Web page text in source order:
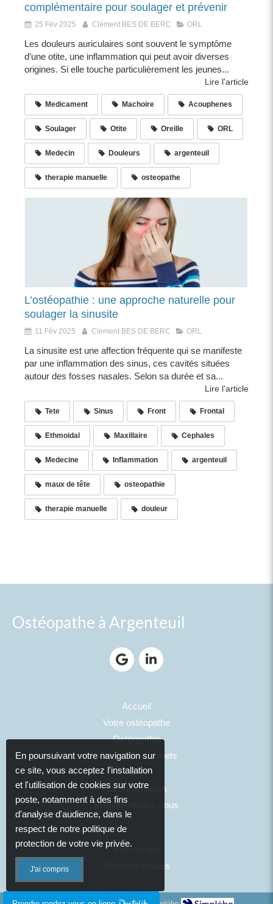
complémentaire pour soulager et prévenir
25 Fév 2025 Clément BES DE BERC ORL
Les douleurs auriculaires sont souvent le symptôme
d’une otite, une inflammation qui peut avoir diverses
origines. Si elle touche particulièrement les jeunes...
Lire l'article
Medicament Machoire Acouphenes
Soulager Otite Oreille ORL
Medecin Douleurs argenteuil
therapie manuelle osteopathe
L’ostéopathie : une approche naturelle pour
soulager la sinusite
11 Fév 2025 Clément BES DE BERC ORL
La sinusite est une affection fréquente qui se manifeste
par une inflammation des sinus, ces cavités situées
autour des fosses nasales. Selon sa durée et sa...
Lire l'article
Tete Sinus Front Frontal
Ethmoidal Maxillaire Cephales
Medecine Inflammation argenteuil
maux de tête osteopathie
therapie manuelle douleur
Ostéopathe à Argenteuil
Accueil
Votre ostéopathe
Ostéopathie
Photos des cabinets
Tarifs
La consultation
Prendre rendez-vous
Plan du site
Mentions légales
En poursuivant votre navigation sur
ce site, vous acceptez l'installation
et l'utilisation de cookies sur votre
poste, notamment à des fins
d'analyse d'audience, dans le
respect de notre politique de
protection de votre vie privée.
J'ai compris